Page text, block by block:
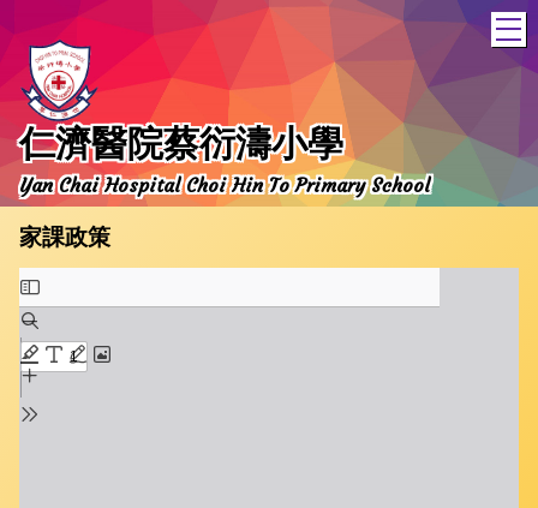
仁濟醫院蔡衍濤小學
Yan Chai Hospital Choi Hin To Primary School
家課政策